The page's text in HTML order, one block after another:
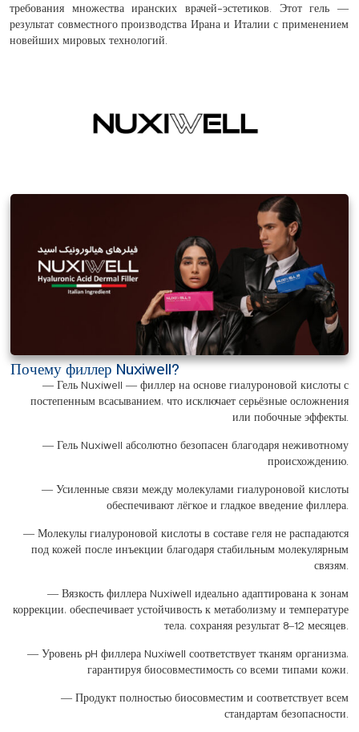
требования множества иранских врачей-эстетиков. Этот гель —
результат совместного производства Ирана и Италии с применением
новейших мировых технологий.
Почему филлер Nuxiwell?
— Гель Nuxiwell — филлер на основе гиалуроновой кислоты с
постепенным всасыванием, что исключает серьёзные осложнения
или побочные эффекты.
— Гель Nuxiwell абсолютно безопасен благодаря неживотному
происхождению.
— Усиленные связи между молекулами гиалуроновой кислоты
обеспечивают лёгкое и гладкое введение филлера.
— Молекулы гиалуроновой кислоты в составе геля не распадаются
под кожей после инъекции благодаря стабильным молекулярным
связям.
— Вязкость филлера Nuxiwell идеально адаптирована к зонам
коррекции, обеспечивает устойчивость к метаболизму и температуре
тела, сохраняя результат 8–12 месяцев.
— Уровень pH филлера Nuxiwell соответствует тканям организма,
гарантируя биосовместимость со всеми типами кожи.
— Продукт полностью биосовместим и соответствует всем
стандартам безопасности.